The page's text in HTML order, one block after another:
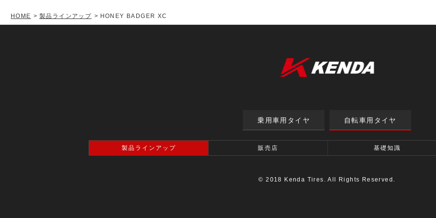
HOME 製品ラインアップ HONEY BADGER XC
乗用車用タイヤ 自転車用タイヤ
製品ラインアップ 販売店 基礎知識
© 2018 Kenda Tires. All Rights Reserved.